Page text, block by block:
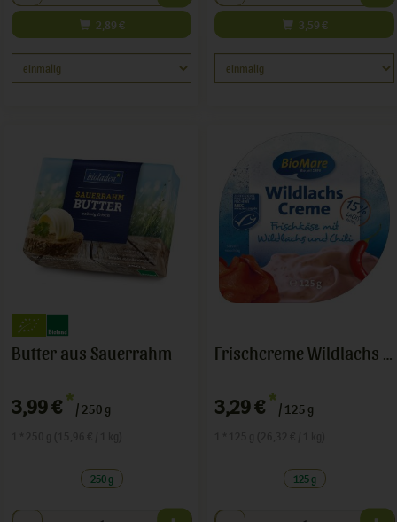
2,89 € 3,59 €
Butter aus Sauerrahm
3,99 € */ 250 g
250 g
Frischcreme Wildlachs & Chili
3,29 € */ 125 g
125 g